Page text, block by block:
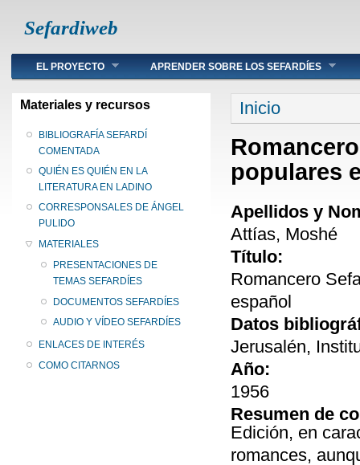
Sefardiweb
Main menu
EL PROYECTO APRENDER SOBRE LOS SEFARDÍES
Materiales y recursos
BIBLIOGRAFÍA SEFARDÍ
COMENTADA
QUIÉN ES QUIÉN EN LA
LITERATURA EN LADINO
CORRESPONSALES DE ÁNGEL
PULIDO
MATERIALES
PRESENTACIONES DE
TEMAS SEFARDÍES
DOCUMENTOS SEFARDÍES
AUDIO Y VÍDEO SEFARDÍES
ENLACES DE INTERÉS
COMO CITARNOS
Se encuentra
Inicio
populares
Apellidos y
Attías, Moshé
Título:
Romancero
español
Datos
Jerusalén,
Año:
1956
Resumen de
Edición, en
romances,